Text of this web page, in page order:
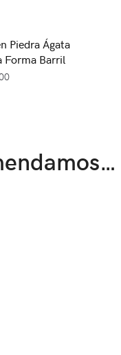
Piedra Ágata
Forma Barril